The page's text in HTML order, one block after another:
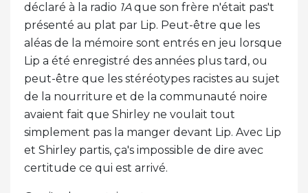
déclaré à la radio 1Aque son frère n'était pas't
présenté au plat par Lip. Peut-être que les
aléas de la mémoire sont entrés en jeu lorsque
Lip a été enregistré des années plus tard, ou
peut-être que les stéréotypes racistes au sujet
de la nourriture et de la communauté noire
avaient fait que Shirley ne voulait tout
simplement pas la manger devant Lip. Avec Lip
et Shirley partis, ça's impossible de dire avec
certitude ce qui est arrivé.